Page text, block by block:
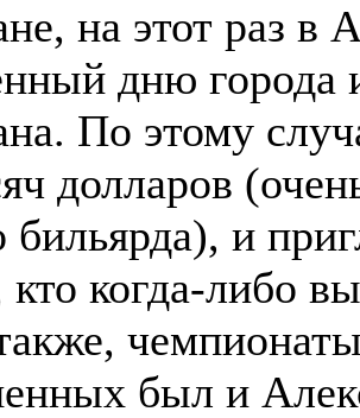
на этот раз в
дню города
По этому
долларов
бильярда), и
кто когда-либо
был и